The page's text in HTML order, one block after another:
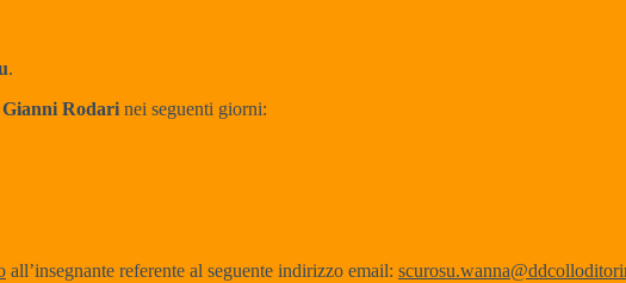
.
Gianni Rodari nei seguenti giorni:
all’insegnante referente al seguente indirizzo email: